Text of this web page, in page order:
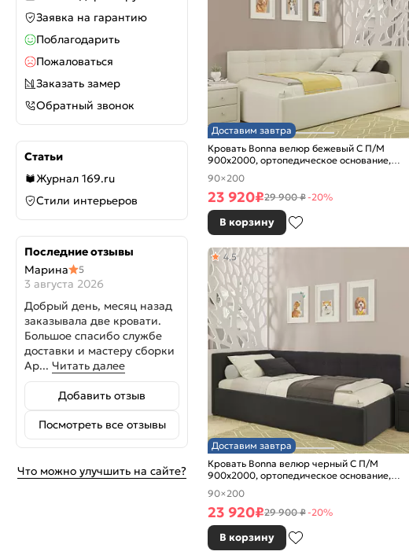
Заявка на гарантию
Поблагодарить
Пожаловаться
Заказать замер
Обратный звонок
Статьи
Журнал 169.ru
Стили интерьеров
Последние отзывы
Марина
5
3 августа 2026
Добрый день, месяц назад
заказывала две кровати.
Большое спасибо службе
доставки и мастеру сборки
Ар... Читать далее
Добавить отзыв
Посмотреть все отзывы
Что можно улучшить на сайте?
Доставим завтра
Кровать Bonna велюр бежевый С П/М
900x2000, ортопедическое основание,
90×200
23 920₽29 900 ₽-20%
В корзину
Доставим завтра
Кровать Bonna велюр черный С П/М
900x2000, ортопедическое основание,
4,5
90×200
23 920₽29 900 ₽-20%
В корзину